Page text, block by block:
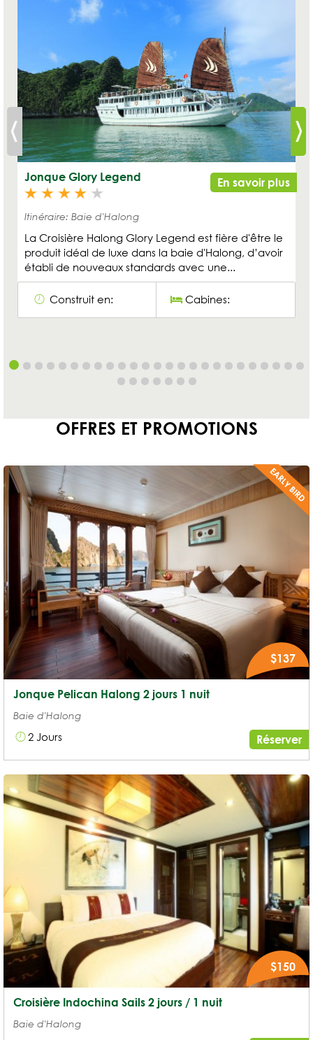
Jonque Glory Legend En savoir plus
Itinéraire: Baie d'Halong
La Croisière Halong Glory Legend est fière d'être le
produit idéal de luxe dans la baie d'Halong, d’avoir
établi de nouveaux standards avec une...
Construit en: Cabines:
OFFRES ET PROMOTIONS
$137
Jonque Pelican Halong 2 jours 1 nuit
Baie d'Halong
2 Jours Réserver
$150
Croisière Indochina Sails 2 jours / 1 nuit
Baie d'Halong